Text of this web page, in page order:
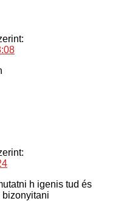
h igenis tud és
bizonyitani